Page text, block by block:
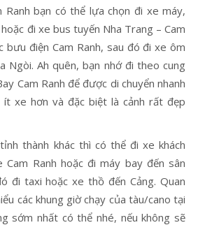
Ranh bạn có thể lựa chọn đi xe máy,
đi xe bus tuyến Nha Trang – Cam
bưu điện Cam Ranh, sau đó đi xe ôm
Ngòi. Ah quên, bạn nhớ đi theo cung
Cam Ranh để được di chuyển nhanh
ít xe hơn và đặc biệt là cảnh rất đẹp
thành khác thì có thể đi xe khách
Ranh hoặc đi máy bay đến sân
đi taxi hoặc xe thồ đến Cảng. Quan
các khung giờ chạy của tàu/cano tại
sớm nhất có thể nhé, nếu không sẽ